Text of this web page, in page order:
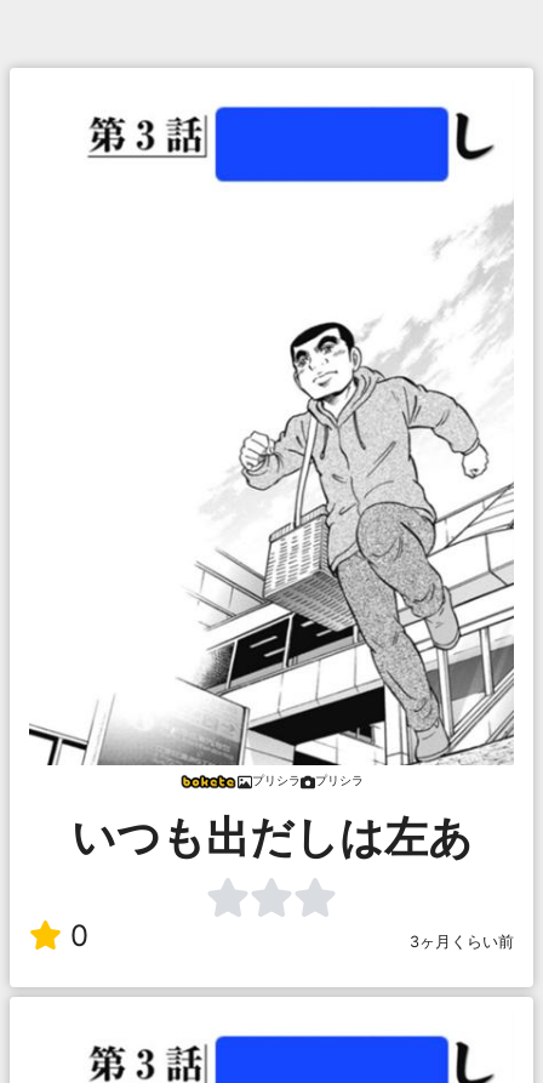
プリシラ プリシラ
いつも出だしは左あ
0 3ヶ月くらい前